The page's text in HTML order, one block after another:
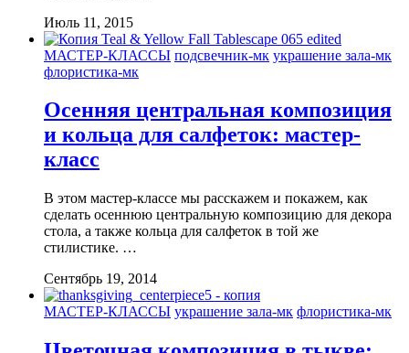
Июль 11, 2015
МАСТЕР-КЛАССЫ подсвечник-мк украшение зала-мк
флористика-мк
Осенняя центральная композиция
и кольца для салфеток: мастер-
класс
В этом мастер-классе мы расскажем и покажем, как
сделать осеннюю центральную композицию для декора
стола, а также кольца для салфеток в той же
стилистике. …
Сентябрь 19, 2014
МАСТЕР-КЛАССЫ украшение зала-мк флористика-мк